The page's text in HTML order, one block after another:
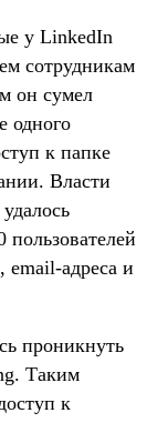
у LinkedIn
сотрудникам
он сумел
одного
к папке
Власти
email-адреса и
проникнуть
Таким
к